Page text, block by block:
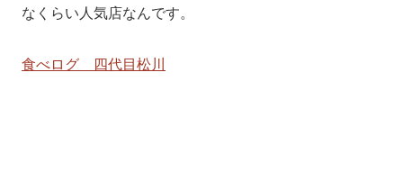
なくらい人気店なんです。
食べログ 四代目松川